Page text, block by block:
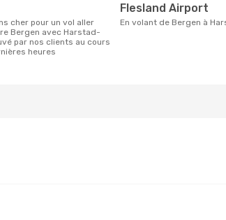
Bergen avec Harstad-
par nos clients au cours
heures
Flesland Airport
En volant de Bergen à